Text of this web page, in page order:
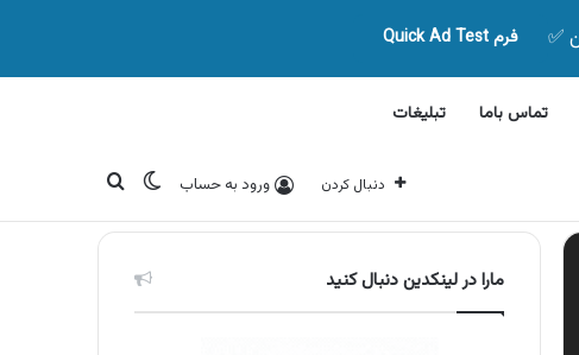
فرم Quick Ad Test
تماس باما تبلیغات
دنبال کردن ورود به حساب تغییر پوسته
جستجو برای
مارا در لینکدین دنبال کنید